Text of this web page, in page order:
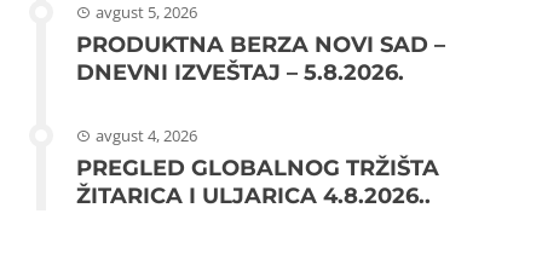
avgust 5, 2026
PRODUKTNA BERZA NOVI SAD –
DNEVNI IZVEŠTAJ – 5.8.2026.
avgust 4, 2026
PREGLED GLOBALNOG TRŽIŠTA
ŽITARICA I ULJARICA 4.8.2026..